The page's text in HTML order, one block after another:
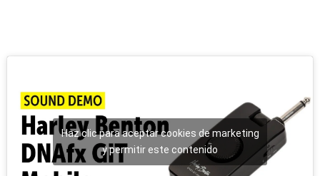
Haz clic para aceptar cookies de marketing
y permitir este contenido